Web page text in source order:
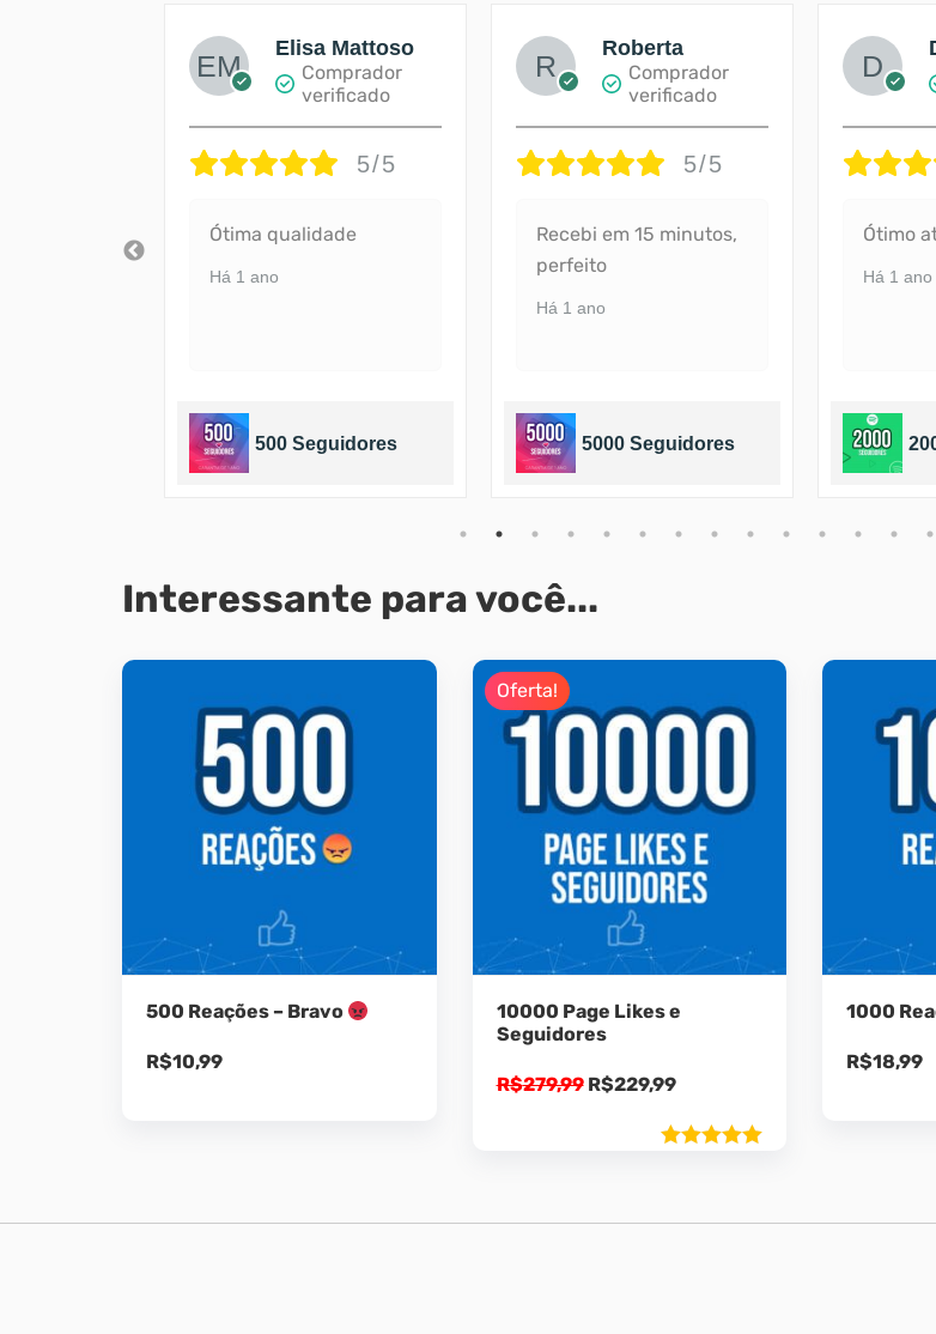
Elisa Mattoso
Comprador
verificado
5/5
Ótima qualidade
Há 1 ano
500 Seguidores
Roberta
Comprador
verificado
5/5
Recebi em 15 minutos,
perfeito
Há 1 ano
5000 Seguidores
Ótimo
Há 1 ano
Interessante para você...
500 Reações – Bravo
R$10,99
Oferta!
10000 Page Likes e
Seguidores
R$279,99 O
R$229,99O
atual
1000
R$18,99